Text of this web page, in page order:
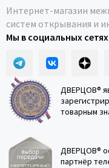
Интернет-магазин
систем открывания и
Мы в социальных сетях
ДВЕРЦОВ®
товарным
ДВЕРЦОВ®
партнёр